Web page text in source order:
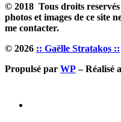
© 2018 Tous droits
photos et images de ce site
me contacter.
© 2026 :: Gaëlle Stratakos ::
Propulsé par WP– Réalisé